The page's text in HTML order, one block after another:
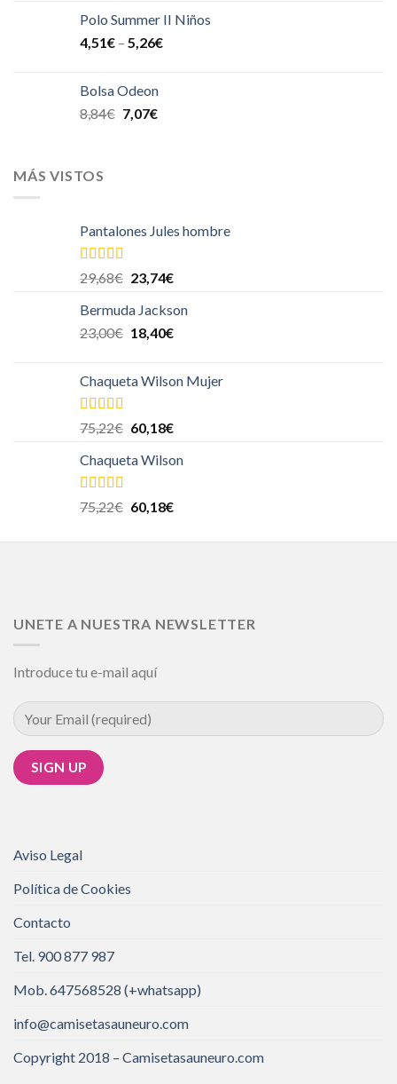
Polo Summer II Niños
4,51€ – 5,26€
Bolsa Odeon
8,84€ 7,07€
MÁS VISTOS
Pantalones Jules hombre
Valorado en
5.00
29,68€ 23,74€
Bermuda Jackson
23,00€ 18,40€
Chaqueta Wilson Mujer
Valorado en
5.00
75,22€ 60,18€
Chaqueta Wilson
Valorado en
5.00
75,22€ 60,18€
UNETE A NUESTRA NEWSLETTER
Introduce tu e-mail aquí
Aviso Legal
Política de Cookies
Contacto
Tel. 900 877 987
Mob. 647568528 (+whatsapp)
info@camisetasauneuro.com
Copyright 2018 – Camisetasauneuro.com